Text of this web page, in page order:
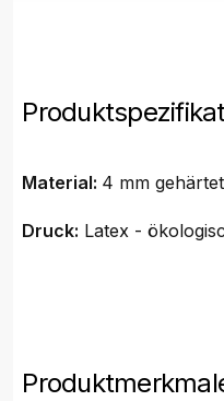
Material: 4 mm
Druck: Latex -